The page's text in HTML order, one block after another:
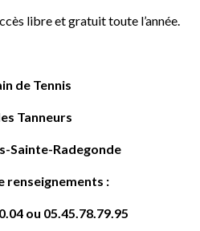
libre et gratuit toute l’année.
de Tennis
Tanneurs
Sainte-Radegonde
renseignements :
ou 05.45.78.79.95